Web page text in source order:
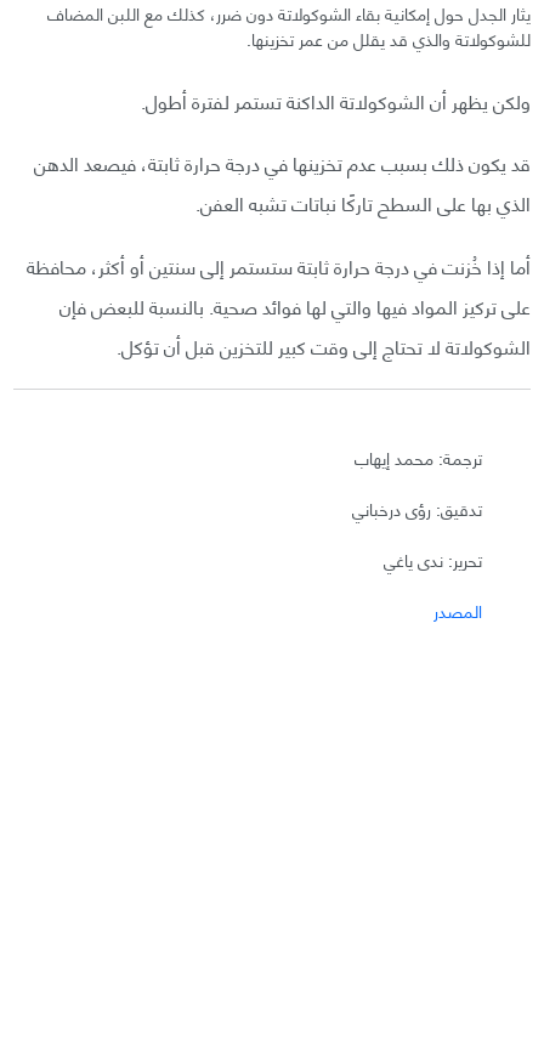
يثار الجدل حول إمكانية بقاء الشوكولاتة دون ضرر، كذلك مع اللبن المضاف
للشوكولاتة والذي قد يقلل من عمر تخزينها.
ولكن يظهر أن الشوكولاتة الداكنة تستمر لفترة أطول.
قد يكون ذلك بسبب عدم تخزينها في درجة حرارة ثابتة، فيصعد الدهن
الذي بها على السطح تاركًا نباتات تشبه العفن.
أما إذا خُزنت في درجة حرارة ثابتة ستستمر إلى سنتين أو أكثر، محافظة
على تركيز المواد فيها والتي لها فوائد صحية. بالنسبة للبعض فإن
الشوكولاتة لا تحتاج إلى وقت كبير للتخزين قبل أن تؤكل.
ترجمة: محمد إيهاب
تدقيق: رؤى درخباني
تحرير: ندى ياغي
المصدر